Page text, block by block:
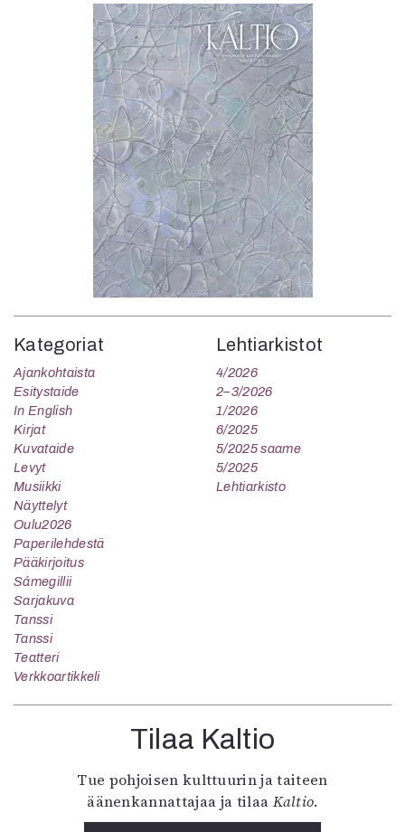
Kategoriat
Ajankohtaista
Esitystaide
In English
Kirjat
Kuvataide
Levyt
Musiikki
Näyttelyt
Oulu2026
Paperilehdestä
Pääkirjoitus
Sámegillii
Sarjakuva
Tanssi
Tanssi
Teatteri
Verkkoartikkeli
Lehtiarkistot
4/2026
2–3/2026
1/2026
6/2025
5/2025 saame
5/2025
Lehtiarkisto
Tilaa Kaltio
Tue pohjoisen kulttuurin ja taiteen
äänenkannattajaa ja tilaa Kaltio.